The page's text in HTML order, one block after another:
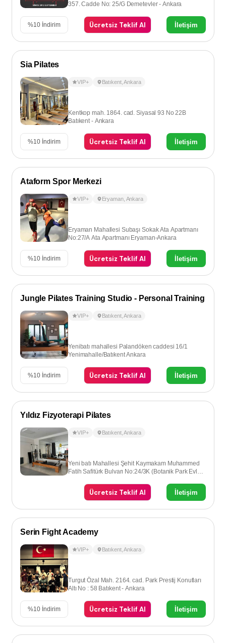
357. Cadde No: 25/G Demetevler - Ankara
%10 İndirim Ücretsiz Teklif Al İletişim
Sia Pilates
VIP+ Batıkent,Ankara
Kentkop mah. 1864. cad. Siyasal 93 No 22B
Batıkent - Ankara
%10 İndirim Ücretsiz Teklif Al İletişim
Ataform Spor Merkezi
VIP+ Eryaman, Ankara
Eryaman Mahallesi Subaşı Sokak Ata Apartmanı
No:27/A Ata Apartmanı Eryaman-Ankara
%10 İndirim Ücretsiz Teklif Al İletişim
Jungle Pilates Training Studio - Personal Training
VIP+ Batıkent,Ankara
Yenibatı mahallesi Palandöken caddesi 16/1
Yenimahalle/Batıkent Ankara
%10 İndirim Ücretsiz Teklif Al İletişim
Yıldız Fizyoterapi Pilates
VIP+ Batıkent,Ankara
Yeni batı Mahallesi Şehit Kaymakam Muhammed
Fatih Safitürk Bulvarı No:24/3K (Botanik Park Evleri
Ücretsiz Teklif Al İletişim
Serin Fight Academy
VIP+ Batıkent,Ankara
Turgut Özal Mah. 2164. cad. Park Prestij Konutları
Altı No : 58 Batıkent - Ankara
%10 İndirim Ücretsiz Teklif Al İletişim